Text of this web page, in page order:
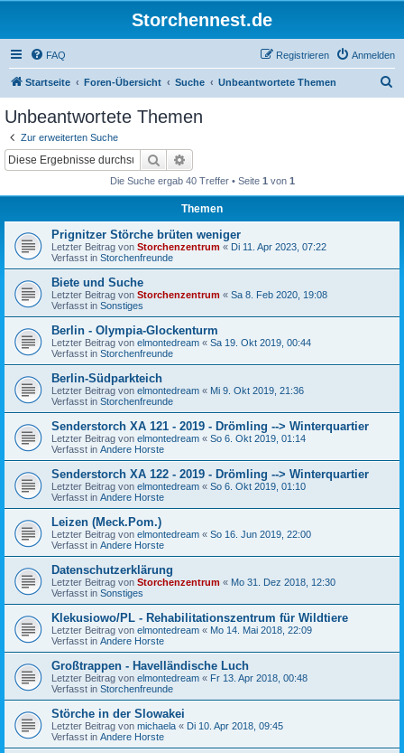
Storchennest.de
FAQ Anmelden
Registrieren
Startseite Foren-Übersicht Suche Unbeantwortete Themen
Unbeantwortete Themen
Zur erweiterten Suche
Suche
Die Suche ergab 40 Treffer • Seite 1 von 1
Themen
Prignitzer Störche brüten weniger
Letzter Beitrag von Storchenzentrum « Di 11. Apr 2023, 07:22
Verfasst in Storchenfreunde
Biete und Suche
Letzter Beitrag von Storchenzentrum « Sa 8. Feb 2020, 19:08
Verfasst in Sonstiges
Berlin - Olympia-Glockenturm
Letzter Beitrag von elmontedream « Sa 19. Okt 2019, 00:44
Verfasst in Storchenfreunde
Berlin-Südparkteich
Letzter Beitrag von elmontedream « Mi 9. Okt 2019, 21:36
Verfasst in Storchenfreunde
Senderstorch XA 121 - 2019 - Drömling --> Winterquartier
Letzter Beitrag von elmontedream « So 6. Okt 2019, 01:14
Verfasst in Andere Horste
Senderstorch XA 122 - 2019 - Drömling --> Winterquartier
Letzter Beitrag von elmontedream « So 6. Okt 2019, 01:10
Verfasst in Andere Horste
Leizen (Meck.Pom.)
Letzter Beitrag von elmontedream « So 16. Jun 2019, 22:00
Verfasst in Andere Horste
Datenschutzerklärung
Letzter Beitrag von Storchenzentrum « Mo 31. Dez 2018, 12:30
Verfasst in Sonstiges
Klekusiowo/PL - Rehabilitationszentrum für Wildtiere
Letzter Beitrag von elmontedream « Mo 14. Mai 2018, 22:09
Verfasst in Andere Horste
Großtrappen - Havelländische Luch
Letzter Beitrag von elmontedream « Fr 13. Apr 2018, 00:48
Verfasst in Storchenfreunde
Störche in der Slowakei
Letzter Beitrag von michaela « Di 10. Apr 2018, 09:45
Verfasst in Andere Horste